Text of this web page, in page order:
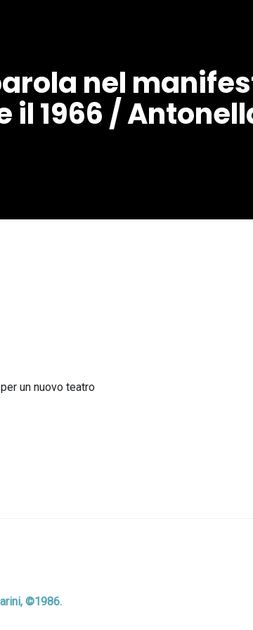
nel
il 1966 /
un nuovo teatro
©1986.